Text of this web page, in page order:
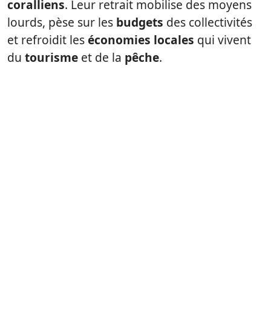
coralliens. Leur retrait mobilise des moyens
lourds, pèse sur les budgets des collectivités
et refroidit leséconomies locales qui vivent
du tourisme et de la pêche.